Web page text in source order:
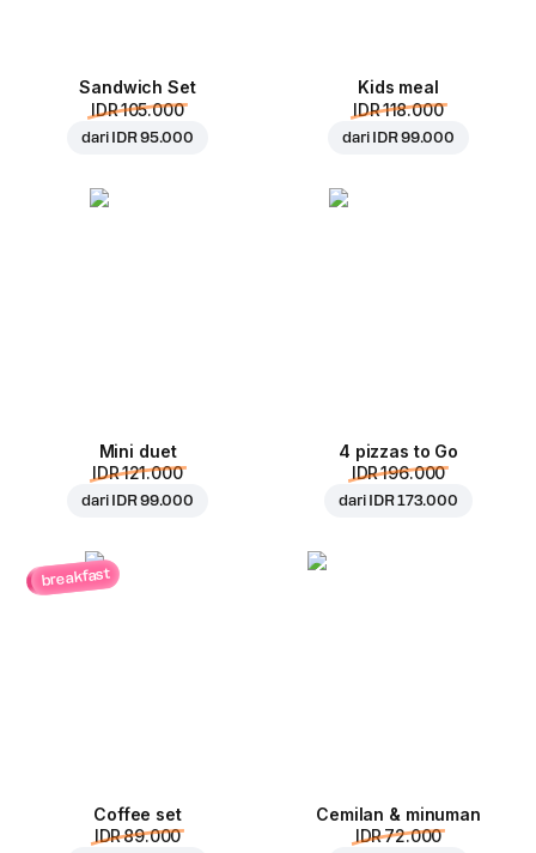
Sandwich Set
IDR 105.000
dari IDR 95.000
Kids meal
IDR 118.000
dari IDR 99.000
Mini duet
IDR 121.000
dari IDR 99.000
4 pizzas to Go
IDR 196.000
dari IDR 173.000
breakfast
Coffee set
IDR 89.000
Cemilan & minuman
IDR 72.000